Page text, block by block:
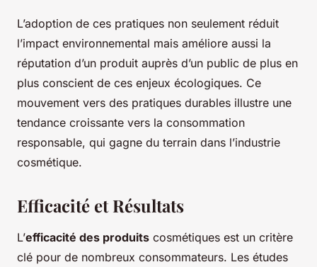
L’adoption de ces pratiques non seulement réduit
l’impact environnemental mais améliore aussi la
réputation d’un produit auprès d’un public de plus en
plus conscient de ces enjeux écologiques. Ce
mouvement vers des pratiques durables illustre une
tendance croissante vers la consommation
responsable, qui gagne du terrain dans l’industrie
cosmétique.
Efficacité et Résultats
L’efficacité des produits cosmétiques est un critère
clé pour de nombreux consommateurs. Les études